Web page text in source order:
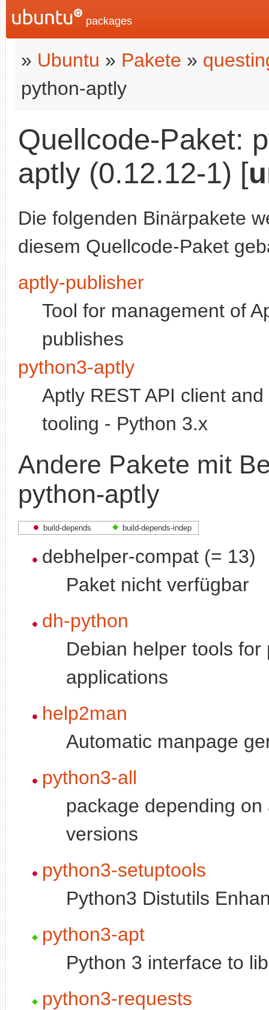
packages
» Ubuntu » Pakete »
python-aptly
Quellcode-Paket:
aptly (0.12.12-1) [
Die folgenden Binärpakete
diesem Quellcode-Paket
aptly-publisher
Tool for management of
publishes
python3-aptly
Aptly REST API client
tooling - Python 3.x
Andere Pakete mit
python-aptly
build-depends build-depends-indep
debhelper-compat (= 13)
Paket nicht verfügbar
dh-python
Debian helper tools
applications
help2man
Automatic manpage
python3-all
package depending
versions
python3-setuptools
Python3 Distutils
python3-apt
Python 3 interface to
python3-requests